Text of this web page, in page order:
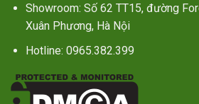
Showroom: Số 62 TT15, đường
Xuân Phương, Hà Nội
Hotline: 0965.382.399